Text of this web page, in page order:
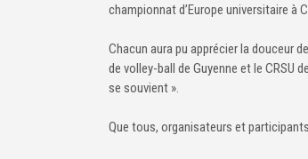
championnat d’Europe universitaire à
Chacun aura pu apprécier la douceur
de volley-ball de Guyenne et le CRSU
se souvient ».
Que tous, organisateurs et